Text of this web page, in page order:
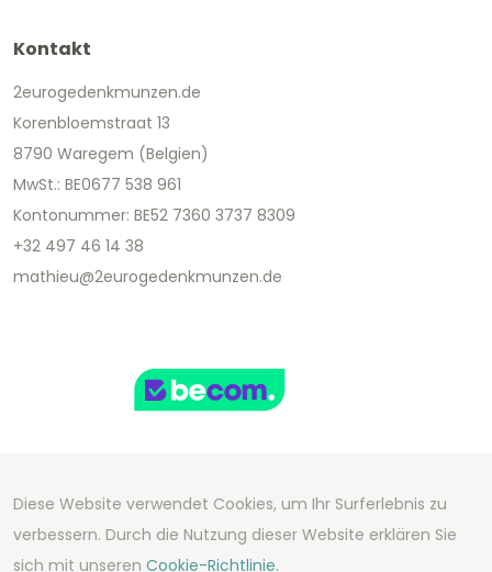
Kontakt
2eurogedenkmunzen.de
Korenbloemstraat 13
8790 Waregem (Belgien)
MwSt.: BE0677 538 961
Kontonummer: BE52 7360 3737 8309
+32 497 46 14 38
mathieu@2eurogedenkmunzen.de
Copyright 2026 We Can Do Better Online BV
Development by2mprove- Content by
Diese Website verwendet Cookies, um Ihr Surferlebnis zu
verbessern. Durch die Nutzung dieser Website erklären Sie
sich mit unseren Cookie-Richtlinie.